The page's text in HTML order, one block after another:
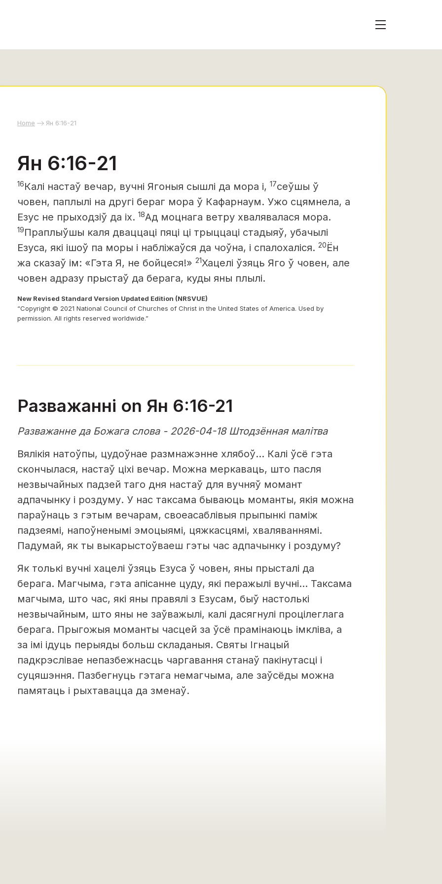
Home Ян 6:16-21
Ян 6:16-21
16Калі настаў вечар, вучні Ягоныя сышлі да мора і, 17сеўшы ў
човен, паплылі на другі бераг мора ў Кафарнаум. Ужо сцямнела, а
Езус не прыходзіў да іх. 18Ад моцнага ветру хвалявалася мора.
19Праплыўшы каля дваццаці пяці ці трыццаці стадыяў, убачылі
Езуса, які ішоў па моры і набліжаўся да чоўна, і спалохаліся. 20Ён
жа сказаў ім: «Гэта Я, не бойцеся!» 21Хацелі ўзяць Яго ў човен, але
човен адразу прыстаў да берага, куды яны плылі.
New Revised Standard Version Updated Edition (NRSVUE)
“Copyright © 2021 National Council of Churches of Christ in the United States of America. Used by
permission. All rights reserved worldwide.”
Разважанні on Ян 6:16-21
Разважанне да Божага слова - 2026-04-18 Штодзённая малітва
Вялікія натоўпы, цудоўнае размнажэнне хлябоў… Калі ўсё гэта
скончылася, настаў ціхі вечар. Можна меркаваць, што пасля
незвычайных падзей таго дня настаў для вучняў момант
адпачынку і роздуму. У нас таксама бываюць моманты, якія можна
параўнаць з гэтым вечарам, своеасаблівыя прыпынкі паміж
падзеямі, напоўненымі эмоцыямі, цяжкасцямі, хваляваннямі.
Падумай, як ты выкарыстоўваеш гэты час адпачынку і роздуму?
Як толькі вучні хацелі ўзяць Езуса ў човен, яны прысталі да
берага. Магчыма, гэта апісанне цуду, які перажылі вучні… Таксама
магчыма, што час, які яны правялі з Езусам, быў настолькі
незвычайным, што яны не заўважылі, калі дасягнулі процілеглага
берага. Прыгожыя моманты часцей за ўсё прамінаюць імкліва, а
за імі ідуць перыяды больш складаныя. Святы Ігнацый
падкрэслівае непазбежнасць чаргавання станаў пакінутасці і
суцяшэння. Пазбегнуць гэтага немагчыма, але заўсёды можна
памятаць і рыхтавацца да зменаў.